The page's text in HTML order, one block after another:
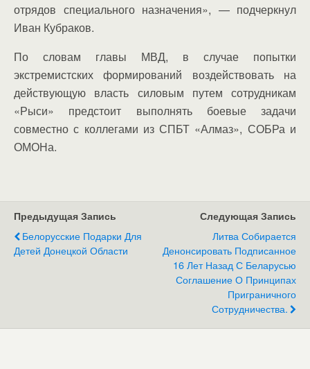
отрядов специального назначения», — подчеркнул
Иван Кубраков.
По словам главы МВД, в случае попытки
экстремистских формирований воздействовать на
действующую власть силовым путем сотрудникам
«Рыси» предстоит выполнять боевые задачи
совместно с коллегами из СПБТ «Алмаз», СОБРа и
ОМОНа.
Предыдущая Запись
Белорусские Подарки Для
Детей Донецкой Области
Следующая Запись
Литва Собирается
Денонсировать Подписанное
16 Лет Назад С Беларусью
Соглашение О Принципах
Приграничного
Сотрудничества.